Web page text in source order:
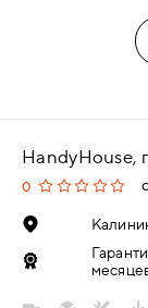
HandyHouse,
0